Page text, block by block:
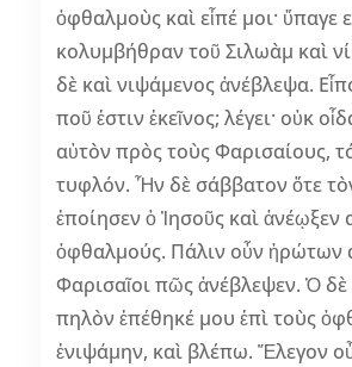
ὀφθαλμοὺς καὶ εἶπέ μοι· ὕπαγε
κολυμβήθραν τοῦ Σιλωὰμ καὶ
δὲ καὶ νιψάμενος ἀνέβλεψα.
ποῦ ἐστιν ἐκεῖνος; λέγει· οὐκ
αὐτὸν πρὸς τοὺς Φαρισαίους,
τυφλόν. Ἦν δὲ σάββατον ὅτε
ἐποίησεν ὁ Ἰησοῦς καὶ ἀνέῳξεν
ὀφθαλμούς. Πάλιν οὖν ἠρώτων
Φαρισαῖοι πῶς ἀνέβλεψεν. Ὁ δὲ
πηλὸν ἐπέθηκέ μου ἐπὶ τοὺς
ἐνιψάμην, καὶ βλέπω. Ἔλεγον